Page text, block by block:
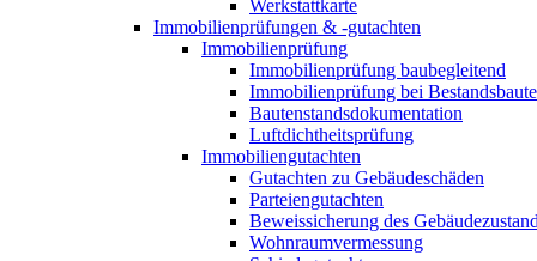
Werkstattkarte
Immobilienprüfungen & -gutachten
Immobilienprüfung
Immobilienprüfung baubegleitend
Immobilienprüfung bei
Bautenstandsdokumentation
Luftdichtheitsprüfung
Immobiliengutachten
Gutachten zu Gebäudeschäden
Parteiengutachten
Beweissicherung des
Wohnraumvermessung